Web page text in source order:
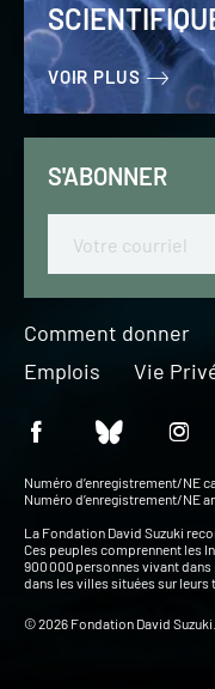
VOIR PLUS
S'ABONNER
Comment donner
Emplois
Vie
Numéro d’enregistrement/NE
Numéro d’enregistrement/NE
La Fondation David Suzuki
Ces peuples comprennent les
900 000 personnes vivant
dans les villes situées sur leurs
© 2026 Fondation David